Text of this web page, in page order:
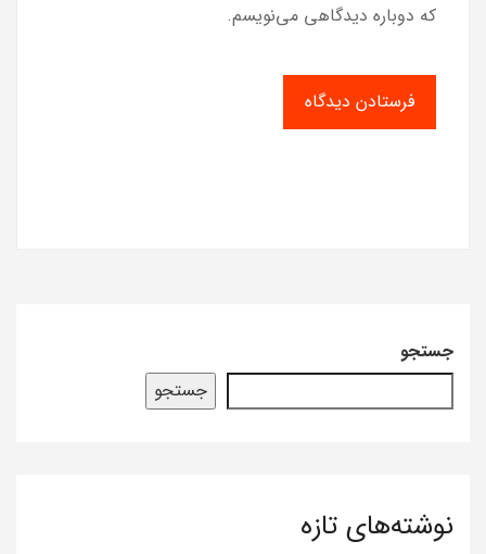
که دوباره دیدگاهی می‌نویسم.
جستجو
جستجو
نوشته‌های تازه